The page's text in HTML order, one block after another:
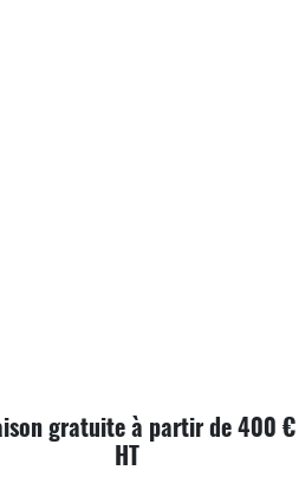
gratuite à partir de 400 €
HT